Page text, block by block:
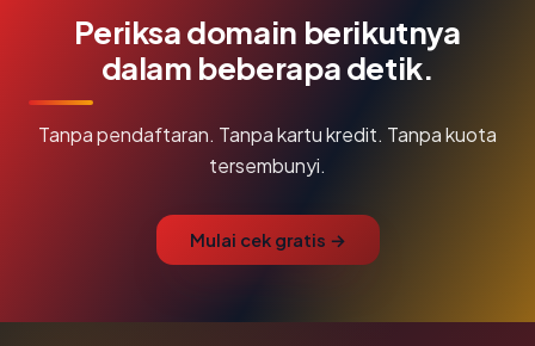
Periksa domain berikutnya
dalam beberapa detik.
Tanpa pendaftaran. Tanpa kartu kredit. Tanpa kuota
tersembunyi.
Mulai cek gratis →